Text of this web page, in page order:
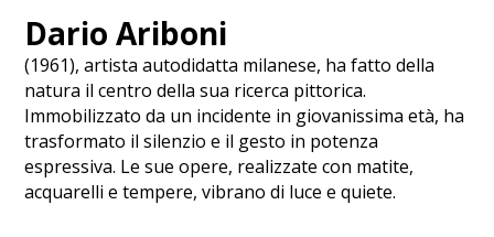
Dario Ariboni
(1961), artista autodidatta milanese, ha fatto della
natura il centro della sua ricerca pittorica.
Immobilizzato da un incidente in giovanissima età, ha
trasformato il silenzio e il gesto in potenza
espressiva. Le sue opere, realizzate con matite,
acquarelli e tempere, vibrano di luce e quiete.